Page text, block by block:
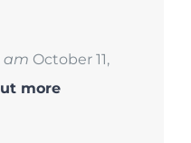
am October 11,
more